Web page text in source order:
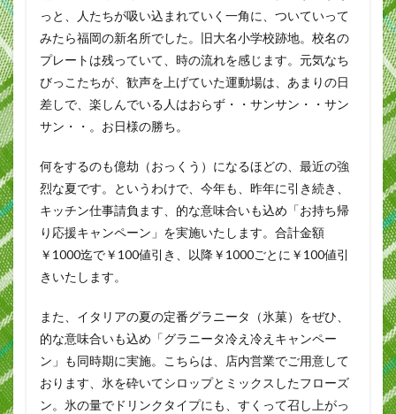
っと、人たちが吸い込まれていく一角に、ついていって
みたら福岡の新名所でした。旧大名小学校跡地。校名の
プレートは残っていて、時の流れを感じます。元気なち
びっこたちが、歓声を上げていた運動場は、あまりの日
差しで、楽しんでいる人はおらず・・サンサン・・サン
サン・・。お日様の勝ち。
何をするのも億劫（おっくう）になるほどの、最近の強
烈な夏です。というわけで、今年も、昨年に引き続き、
キッチン仕事請負ます、的な意味合いも込め「お持ち帰
り応援キャンペーン」を実施いたします。合計金額
￥1000迄で￥100値引き、以降￥1000ごとに￥100値引
きいたします。
また、イタリアの夏の定番グラニータ（氷菓）をぜひ、
的な意味合いも込め「グラニータ冷え冷えキャンペー
ン」も同時期に実施。こちらは、店内営業でご用意して
おります、氷を砕いてシロップとミックスしたフローズ
ン。氷の量でドリンクタイプにも、すくって召し上がっ